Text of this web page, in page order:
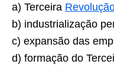
a) Terceira
b) industrialização
c) expansão das
d) formação do